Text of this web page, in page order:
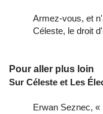
Armez-vous, et
Céleste, le droit
Pour aller plus loin
Sur Céleste et Les
Erwan Seznec, «